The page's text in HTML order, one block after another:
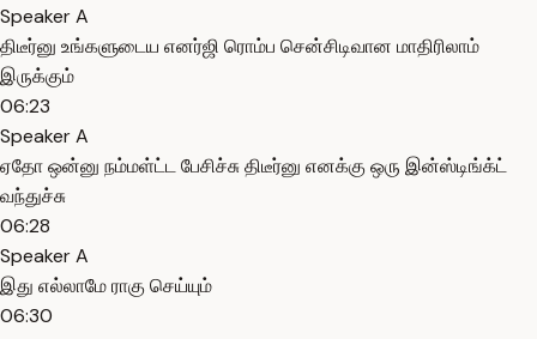
Speaker A
திடீர்னு உங்களுடைய எனர்ஜி ரொம்ப சென்சிடிவான மாதிரிலாம்
இருக்கும்
06:23
Speaker A
ஏதோ ஒன்னு நம்மள்ட்ட பேசிச்சு திடீர்னு எனக்கு ஒரு இன்ஸ்டிங்க்ட்
வந்துச்சு
06:28
Speaker A
இது எல்லாமே ராகு செய்யும்
06:30